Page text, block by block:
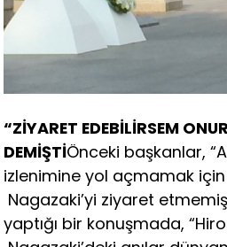
“ZİYARET EDEBİLİRSEM
DEMİŞTİÖnceki başkanlar,
izlenimine yol açmamak
Nagazaki’yi ziyaret
yaptığı bir konuşmada,